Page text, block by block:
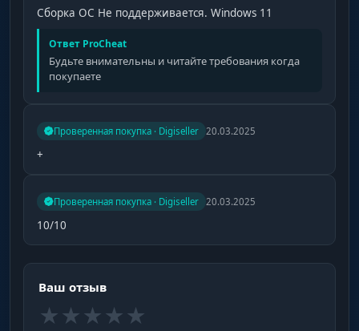
Сборка ОС Не поддерживается. Windows 11
Ответ ProCheat
Будьте внимательны и читайте требования когда
покупаете
Проверенная покупка · Digiseller 20.03.2025
+
Проверенная покупка · Digiseller 20.03.2025
10/10
Ваш отзыв
★★★★★